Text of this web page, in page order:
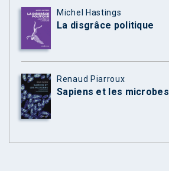
Michel Hastings
La disgrâce politique
Renaud Piarroux
Sapiens et les microbes